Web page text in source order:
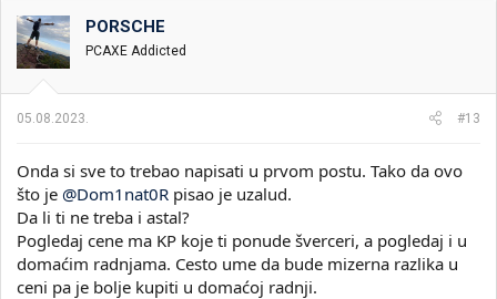
PORSCHE
PCAXE Addicted
05.08.2023. #13
Onda si sve to trebao napisati u prvom postu. Tako da ovo
što je @Dom1nat0R pisao je uzalud.
Da li ti ne treba i astal?
Pogledaj cene ma KP koje ti ponude šverceri, a pogledaj i u
domaćim radnjama. Cesto ume da bude mizerna razlika u
ceni pa je bolje kupiti u domaćoj radnji.